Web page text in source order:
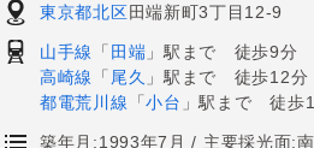
東京都北区田端新町3丁目12-9
山手線 「 田端 」駅まで 徒歩9分
高崎線
「 尾久 」駅まで 徒歩12分
都電荒川線 「小台 」駅まで 徒歩
築年月:1993年7月 主要採光面: